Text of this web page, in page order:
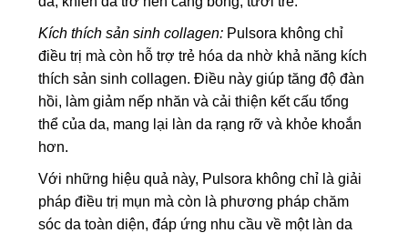
Kích thích sản sinh collagen: Pulsora không chỉ
điều trị mà còn hỗ trợ trẻ hóa da nhờ khả năng kích
thích sản sinh collagen. Điều này giúp tăng độ đàn
hồi, làm giảm nếp nhăn và cải thiện kết cấu tổng
thể của da, mang lại làn da rạng rỡ và khỏe khoắn
hơn.
Với những hiệu quả này, Pulsora không chỉ là giải
pháp điều trị mụn mà còn là phương pháp chăm
sóc da toàn diện, đáp ứng nhu cầu về một làn da